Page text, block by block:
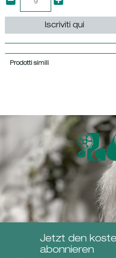
Iscriviti qui
Prodotti simili
Jetzt den
abonnieren